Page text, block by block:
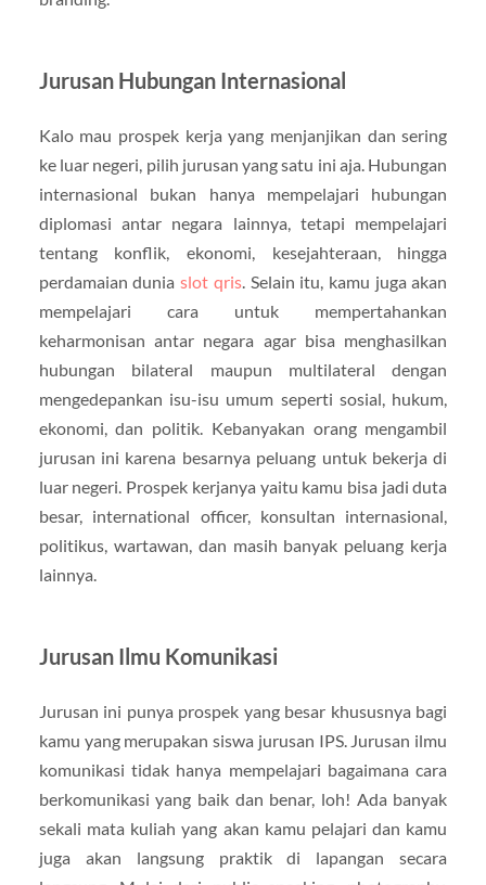
Jurusan Hubungan Internasional
Kalo mau prospek kerja yang menjanjikan dan sering
ke luar negeri, pilih jurusan yang satu ini aja. Hubungan
internasional bukan hanya mempelajari hubungan
diplomasi antar negara lainnya, tetapi mempelajari
tentang konflik, ekonomi, kesejahteraan, hingga
perdamaian duniaslot qris. Selain itu, kamu juga akan
mempelajari cara untuk mempertahankan
keharmonisan antar negara agar bisa menghasilkan
hubungan bilateral maupun multilateral dengan
mengedepankan isu-isu umum seperti sosial, hukum,
ekonomi, dan politik. Kebanyakan orang mengambil
jurusan ini karena besarnya peluang untuk bekerja di
luar negeri. Prospek kerjanya yaitu kamu bisa jadi duta
besar, international officer, konsultan internasional,
politikus, wartawan, dan masih banyak peluang kerja
lainnya.
Jurusan Ilmu Komunikasi
Jurusan ini punya prospek yang besar khususnya bagi
kamu yang merupakan siswa jurusan IPS. Jurusan ilmu
komunikasi tidak hanya mempelajari bagaimana cara
berkomunikasi yang baik dan benar, loh! Ada banyak
sekali mata kuliah yang akan kamu pelajari dan kamu
juga akan langsung praktik di lapangan secara